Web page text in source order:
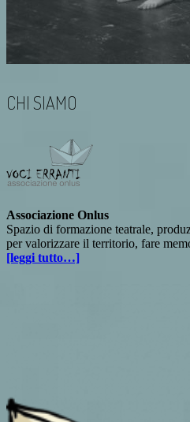
CHI SIAMO
Associazione Onlus
Spazio di formazione teatrale,
per valorizzare il territorio, fare
[leggi tutto…]